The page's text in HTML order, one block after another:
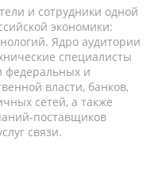
и сотрудники одной
экономики:
Ядро аудитории
специалисты
федеральных и
власти, банков,
сетей, а также
поставщиков
связи.